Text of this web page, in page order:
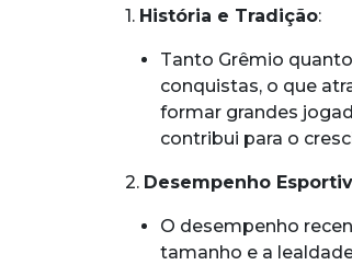
1. História e Tradição:
Tanto Grêmio
conquistas, o que
formar grandes
contribui para o
2. Desempenho
O desempenho
tamanho e a